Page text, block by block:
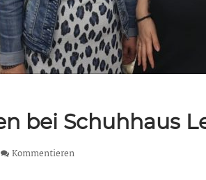
bei Schuhhaus
Kommentieren